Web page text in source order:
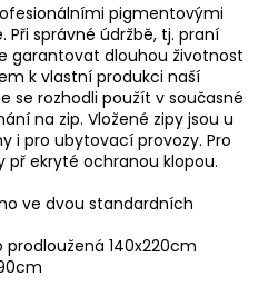
pigmentovými
Při správné údržbě, tj. praní
garantovat dlouhou životnost
k vlastní produkci naší
se rozhodli použít v současné
na zip. Vložené zipy jsou u
i pro ubytovací provozy. Pro
př ekryté ochranou klopou.
ve dvou standardních
140x220cm